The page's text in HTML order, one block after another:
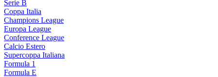
Serie B
Coppa Italia
Champions League
Europa League
Conference League
Calcio Estero
Supercoppa Italiana
Formula 1
Formula E